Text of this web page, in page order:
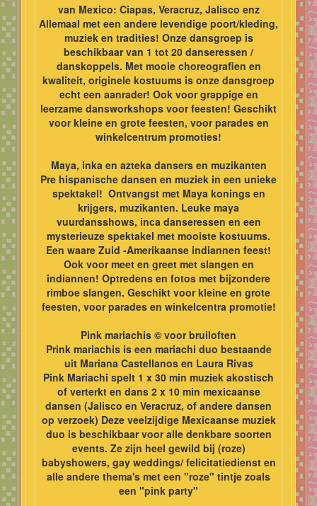
van Mexico: Ciapas, Veracruz, Jalisco enz
Allemaal met een andere levendige poort/kleding,
muziek en tradities! Onze dansgroep is
beschikbaar van 1 tot 20 danseressen /
danskoppels. Met mooie choreografien en
kwaliteit, originele kostuums is onze dansgroep
echt een aanrader! Ook voor grappige en
leerzame dansworkshops voor feesten! Geschikt
voor kleine en grote feesten, voor parades en
winkelcentrum promoties!
Maya, inka en azteka dansers en muzikanten
Pre hispanische dansen en muziek in een unieke
spektakel! Ontvangst met Maya konings en
krijgers, muzikanten. Leuke maya
vuurdansshows, inca danseressen en een
mysterieuze spektakel met mooiste kostuums.
Een waare Zuid -Amerikaanse indiannen feest!
Ook voor meet en greet met slangen en
indiannen! Optredens en fotos met bijzondere
rimboe slangen. Geschikt voor kleine en grote
feesten, voor parades en winkelcentra promotie!
Pink mariachis © voor bruiloften
Prink mariachis is een mariachi duo bestaande
uit Mariana Castellanos en Laura Rivas
Pink Mariachi spelt 1 x 30 min muziek akostisch
of verterkt en dans 2 x 10 min mexicaanse
dansen (Jalisco en Veracruz, of andere dansen
op verzoek) Deze veelzijdige Mexicaanse muziek
duo is beschikbaar voor alle denkbare soorten
events. Ze zijn heel gewild bij (roze)
babyshowers, gay weddings/ felicitatiedienst en
alle andere thema's met een "roze" tintje zoals
een "pink party"